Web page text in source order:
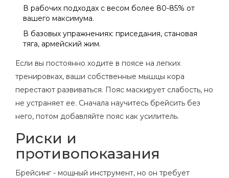
В рабочих подходах с весом более 80-85% от
вашего максимума.
В базовых упражнениях: приседания, становая
тяга, армейский жим.
Если вы постоянно ходите в поясе на легких
тренировках, ваши собственные мышцы кора
перестают развиваться. Пояс маскирует слабость, но
не устраняет ее. Сначала научитесь брейсить без
него, потом добавляйте пояс как усилитель.
Риски и
противопоказания
Брейсинг - мощный инструмент, но он требует